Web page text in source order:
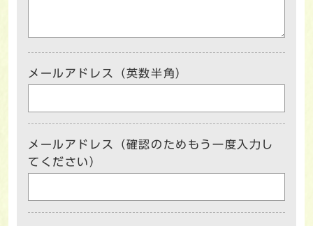
メールアドレス（英数半角）
メールアドレス（確認のためもう一度入力し
てください）